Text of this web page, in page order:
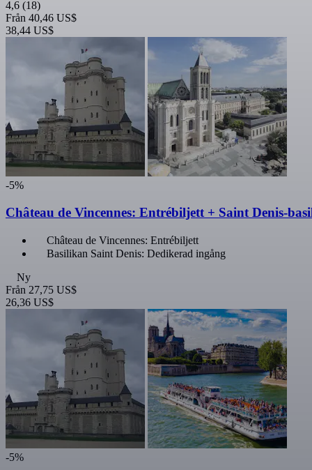
4,6 (18)
Från 40,46 US$
38,44 US$
-5%
Château de Vincennes: Entrébiljett + Saint Denis-
Château de Vincennes: Entrébiljett
Basilikan Saint Denis: Dedikerad ingång
Ny
Från 27,75 US$
26,36 US$
-5%